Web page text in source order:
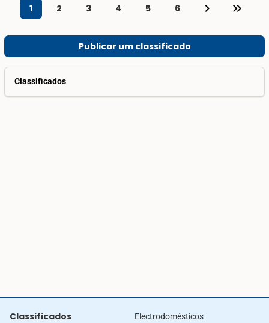
1 2 3 4 5 6 keyboard_arrow_right keyboard_double_arrow_right
Publicar um classificado
Classificados
Classificados
Electrodomésticos